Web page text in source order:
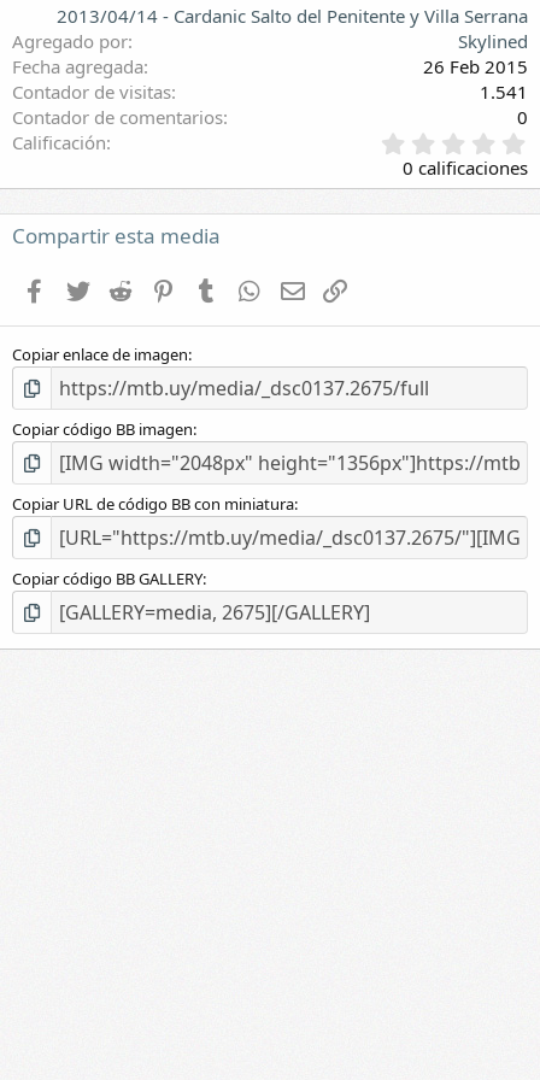
2013/04/14 - Cardanic Salto del Penitente y Villa Serrana
Agregado por
Skylined
Fecha agregada
26 Feb 2015
Contador de visitas
1.541
Contador de comentarios
0
Calificación
,
0
0
(
)
0 calificaciones
Compartir esta media
Facebook
Twitter Reddit PinterestTumblr WhatsApp
E-mail
Copiar enlace de imagen
Copiar código BB imagen
Copiar URL de código BB con miniatura
Copiar código BB GALLERY